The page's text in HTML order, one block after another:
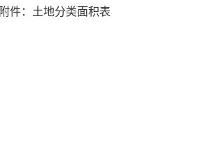
附件：土地分类面积表